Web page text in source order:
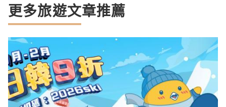
更多旅遊文章推薦